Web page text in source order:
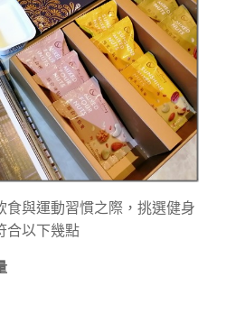
食與運動習慣之際，挑選健身
合以下幾點